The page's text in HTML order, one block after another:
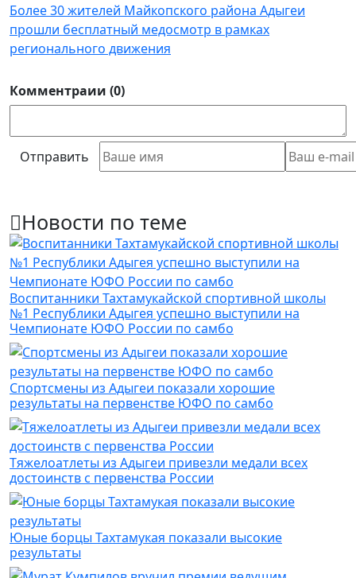
Более 30 жителей Майкопского района Адыгеи
прошли бесплатный медосмотр в рамках
регионального движения
Комментраии (0)
Отправить
Новости по теме
Воспитанники Тахтамукайской спортивной школы
№1 Республики Адыгея успешно выступили на
Чемпионате ЮФО России по самбо
Спортсмены из Адыгеи показали хорошие
результаты на первенстве ЮФО по самбо
Тяжелоатлеты из Адыгеи привезли медали всех
достоинств с первенства России
Юные борцы Тахтамукая показали высокие
результаты